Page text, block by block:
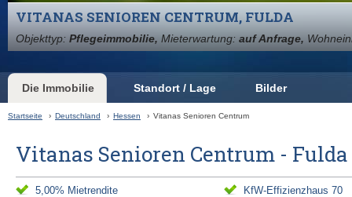
VITANAS SENIOREN CENTRUM, FULDA
Objekttyp: Pflegeimmobilie, Mieterwartung: auf Anfrage,
Die Immobilie Standort / Lage Bilder
Startseite › Deutschland › Hessen › Vitanas Senioren Centrum
Vitanas Senioren Centrum - Fulda
5,00% Mietrendite
KfW-Effizienzhaus 70